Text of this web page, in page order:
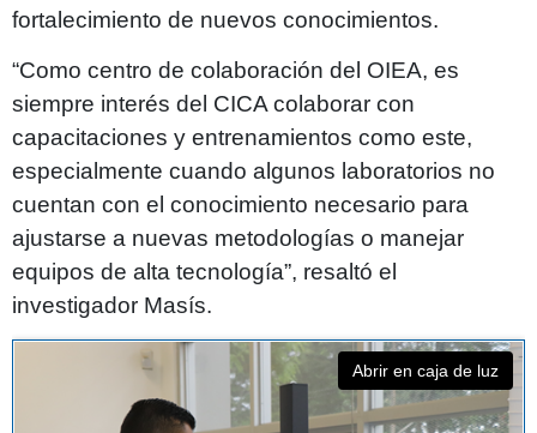
fortalecimiento de nuevos conocimientos.
“Como centro de colaboración del OIEA, es
siempre interés del CICA colaborar con
capacitaciones y entrenamientos como este,
especialmente cuando algunos laboratorios no
cuentan con el conocimiento necesario para
ajustarse a nuevas metodologías o manejar
equipos de alta tecnología”, resaltó el
investigador Masís.
Abrir en caja de luz